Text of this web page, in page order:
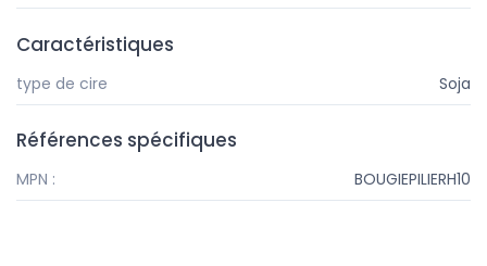
Caractéristiques
type de cire Soja
Références spécifiques
MPN : BOUGIEPILIERH10